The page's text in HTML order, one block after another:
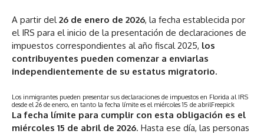
A partir del 26 de enero de 2026, la fecha establecida por
el IRS para el inicio de la presentación de declaraciones de
impuestos correspondientes al año fiscal 2025, los
contribuyentes pueden comenzar a enviarlas
independientemente de su estatus migratorio.
Los inmigrantes pueden presentar sus declaraciones de impuestos en Florida al IRS
desde el 26 de enero, en tanto la fecha límite es el miércoles 15 de abrilFreepick
Lafecha límite para cumplir con esta obligación es el
miércoles 15 de abril de 2026. Hasta ese día, las personas